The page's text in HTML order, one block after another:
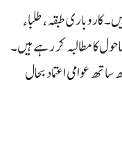
کاروباری طبقہ، طلباء
کا مطالبہ کر رہے ہیں۔
عوامی اعتماد بحال